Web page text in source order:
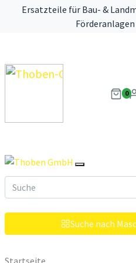
Ersatzteile für Bau- &
0
Suche nach